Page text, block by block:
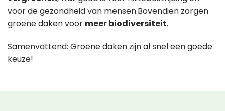
voor de gezondheid van mensen.Bovendien zorgen
groene daken voor meer biodiversiteit.
Samenvattend: Groene daken zijn al snel een goede
keuze!